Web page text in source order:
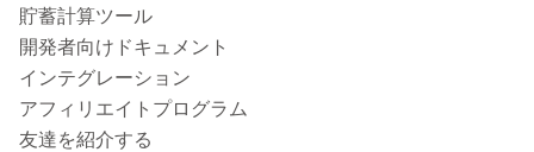
貯蓄計算ツール
開発者向けドキュメント
インテグレーション
アフィリエイトプログラム
友達を紹介する